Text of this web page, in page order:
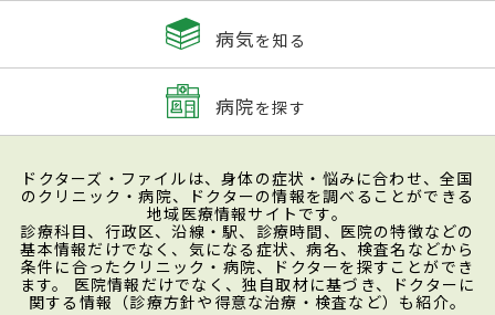
病気を知る
病院を探す
ドクターズ・ファイルは、身体の症状・悩みに合わせ、全国
のクリニック・病院、ドクターの情報を調べることができる
地域医療情報サイトです。
診療科目、行政区、沿線・駅、診療時間、医院の特徴などの
基本情報だけでなく、気になる症状、病名、検査名などから
条件に合ったクリニック・病院、ドクターを探すことができ
ます。 医院情報だけでなく、独自取材に基づき、ドクターに
関する情報（診療方針や得意な治療・検査など）も紹介。